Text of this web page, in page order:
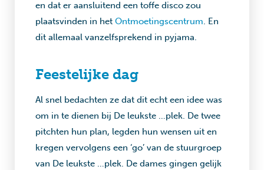
en dat er aansluitend een toffe disco zou
plaatsvinden in het Ontmoetingscentrum. En
dit allemaal vanzelfsprekend in pyjama.
Feestelijke dag
Al snel bedachten ze dat dit echt een idee was
om in te dienen bij De leukste …plek. De twee
pitchten hun plan, legden hun wensen uit en
kregen vervolgens een ‘go’ van de stuurgroep
van De leukste …plek. De dames gingen gelijk